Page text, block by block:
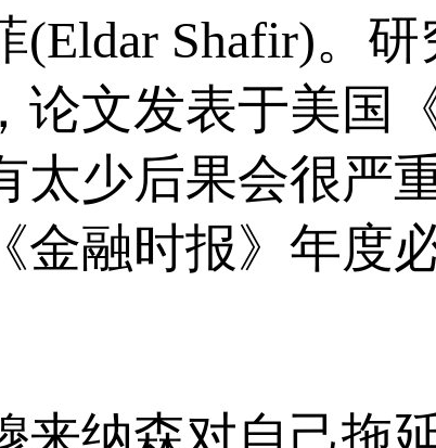
(Eldar Shafir)。
论文发表于美国
太少后果会很严
金融时报》年度
来纳森对自己拖